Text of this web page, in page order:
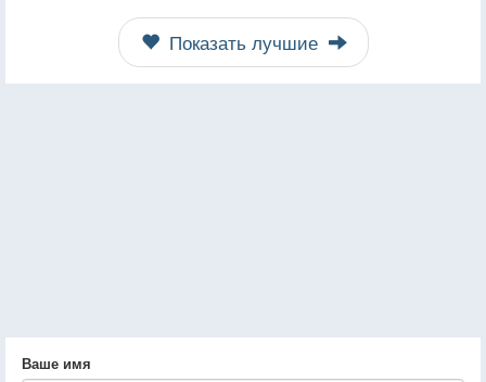
Показать лучшие
Ваше имя